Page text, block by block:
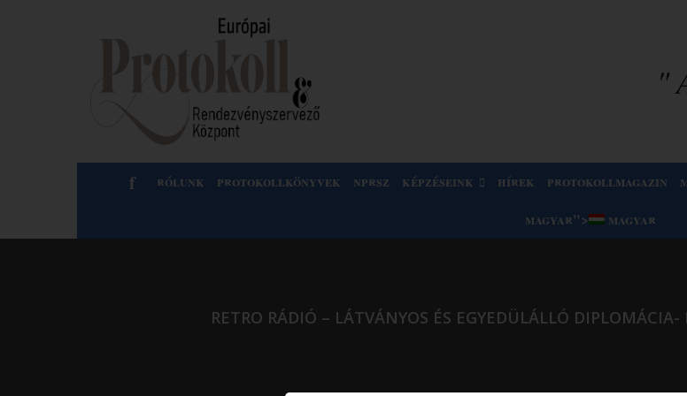
"
f rólunk protokollkönyvek nprsz képzéseink hírek protokollmagazin
magyar"> magyar
RETRO RÁDIÓ – LÁTVÁNYOS ÉS EGYEDÜLÁLLÓ